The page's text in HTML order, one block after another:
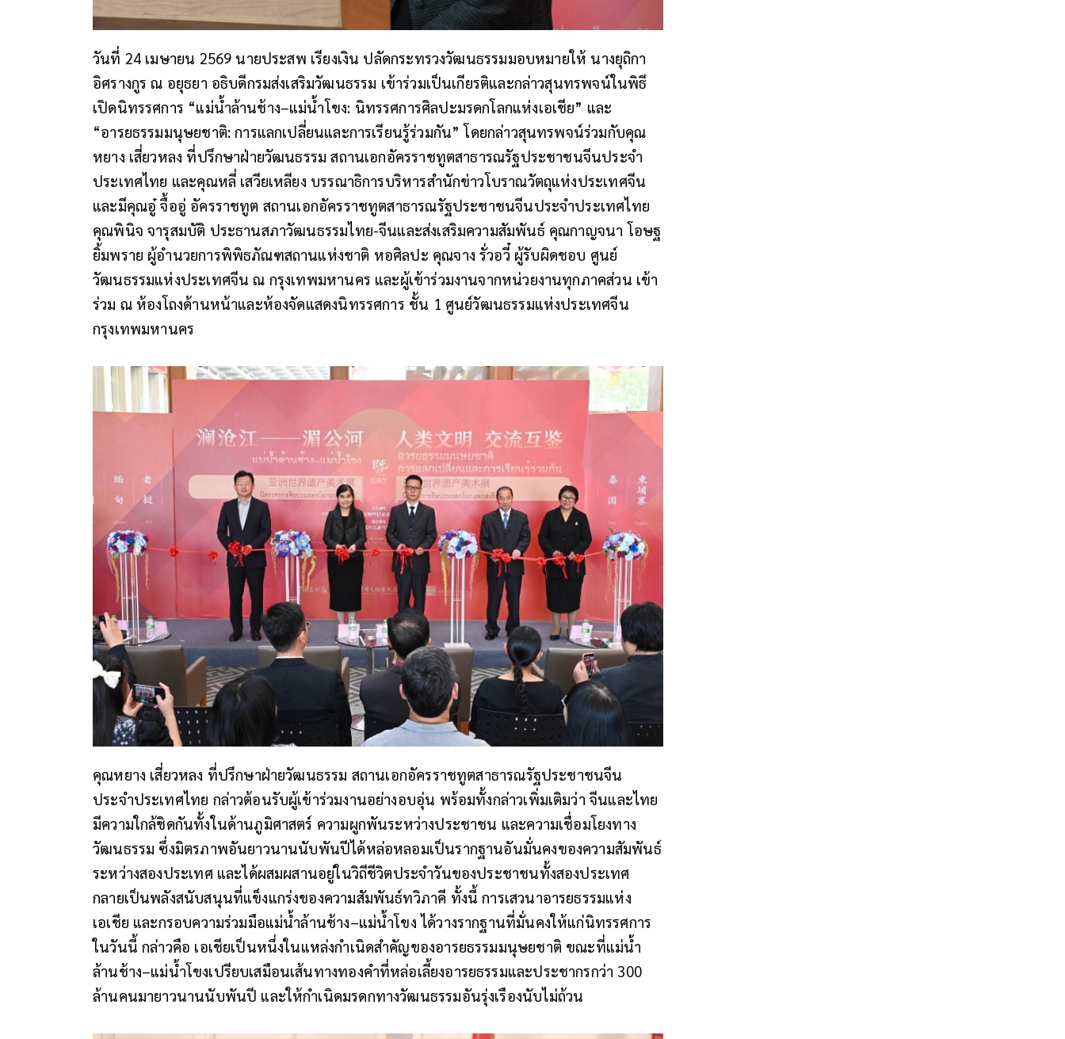
วันที่ 24 เมษายน 2569 นายประสพ เรียงเงิน ปลัดกระทรวงวัฒนธรรมมอบหมายให้ นางยุถิกา
อิศรางกูร ณ อยุธยา อธิบดีกรมส่งเสริมวัฒนธรรม เข้าร่วมเป็นเกียรติและกล่าวสุนทรพจน์ในพิธี
เปิดนิทรรศการ “แม่น้ำล้านช้าง–แม่น้ำโขง: นิทรรศการศิลปะมรดกโลกแห่งเอเชีย” และ
“อารยธรรมมนุษยชาติ: การแลกเปลี่ยนและการเรียนรู้ร่วมกัน” โดยกล่าวสุนทรพจน์ร่วมกับคุณ
หยาง เสี่ยวหลง ที่ปรึกษาฝ่ายวัฒนธรรม สถานเอกอัครราชทูตสาธารณรัฐประชาชนจีนประจำ
ประเทศไทย และคุณหลี่ เสวียเหลียง บรรณาธิการบริหารสำนักข่าวโบราณวัตถุแห่งประเทศจีน
และมีคุณอู๋ จื้ออู่ อัครราชทูต สถานเอกอัครราชทูตสาธารณรัฐประชาชนจีนประจำประเทศไทย
คุณพินิจ จารุสมบัติ ประธานสภาวัฒนธรรมไทย-จีนและส่งเสริมความสัมพันธ์ คุณกาญจนา โอษฐ
ยิ้มพราย ผู้อำนวยการพิพิธภัณฑสถานแห่งชาติ หอศิลปะ คุณจาง รั่วอวี๋ ผู้รับผิดชอบ ศูนย์
วัฒนธรรมแห่งประเทศจีน ณ กรุงเทพมหานคร และผู้เข้าร่วมงานจากหน่วยงานทุกภาคส่วน เข้า
ร่วม ณ ห้องโถงด้านหน้าและห้องจัดแสดงนิทรรศการ ชั้น 1 ศูนย์วัฒนธรรมแห่งประเทศจีน
กรุงเทพมหานคร
คุณหยาง เสี่ยวหลง ที่ปรึกษาฝ่ายวัฒนธรรม สถานเอกอัครราชทูตสาธารณรัฐประชาชนจีน
ประจำประเทศไทย กล่าวต้อนรับผู้เข้าร่วมงานอย่างอบอุ่น พร้อมทั้งกล่าวเพิ่มเติมว่า จีนและไทย
มีความใกล้ชิดกันทั้งในด้านภูมิศาสตร์ ความผูกพันระหว่างประชาชน และความเชื่อมโยงทาง
วัฒนธรรม ซึ่งมิตรภาพอันยาวนานนับพันปีได้หล่อหลอมเป็นรากฐานอันมั่นคงของความสัมพันธ์
ระหว่างสองประเทศ และได้ผสมผสานอยู่ในวิถีชีวิตประจำวันของประชาชนทั้งสองประเทศ
กลายเป็นพลังสนับสนุนที่แข็งแกร่งของความสัมพันธ์ทวิภาคี ทั้งนี้ การเสวนาอารยธรรมแห่ง
เอเชีย และกรอบความร่วมมือแม่น้ำล้านช้าง–แม่น้ำโขง ได้วางรากฐานที่มั่นคงให้แก่นิทรรศการ
ในวันนี้ กล่าวคือ เอเชียเป็นหนึ่งในแหล่งกำเนิดสำคัญของอารยธรรมมนุษยชาติ ขณะที่แม่น้ำ
ล้านช้าง–แม่น้ำโขงเปรียบเสมือนเส้นทางทองคำที่หล่อเลี้ยงอารยธรรมและประชากรกว่า 300
ล้านคนมายาวนานนับพันปี และให้กำเนิดมรดกทางวัฒนธรรมอันรุ่งเรืองนับไม่ถ้วน